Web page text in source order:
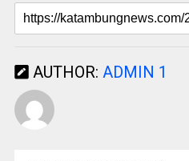
AUTHOR: ADMIN 1